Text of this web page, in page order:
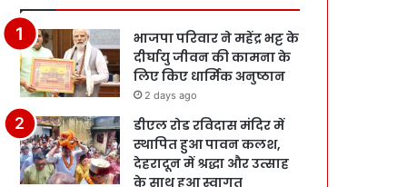
भाजपा परिवार ने महेंद्र भट्ट के
दीर्घायु जीवन की कामना के
लिए किए धार्मिक अनुष्ठान
2 days ago
डीएल रोड रविदास मंदिर में
स्थापित हुआ पावन कलश,
देहरादून में श्रद्धा और उत्साह
के साथ हुआ स्वागत